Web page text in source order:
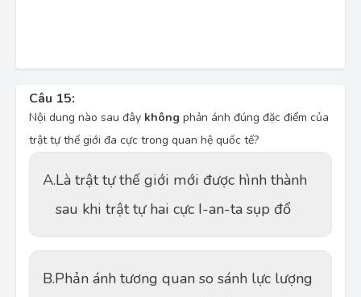
Câu 15:
Nội dung nào sau đây không phản ánh đúng đặc điểm của
trật tự thế giới đa cực trong quan hệ quốc tế?
A.Là trật tự thế giới mới được hình thành
sau khi trật tự hai cực I-an-ta sụp đổ
B.Phản ánh tương quan so sánh lực lượng